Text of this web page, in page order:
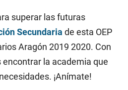
superar las futuras
Secundaria de esta OEP
Aragón 2019 2020. Con
encontrar la academia que
¡Anímate!